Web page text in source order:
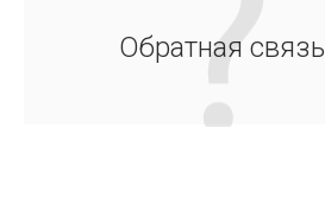
Обратная связь